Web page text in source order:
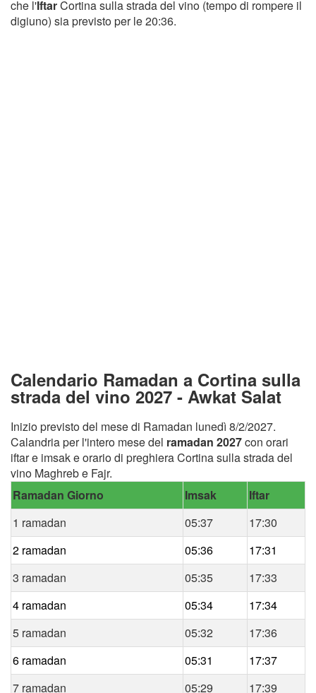
che l'IftarCortina sulla strada del vino (tempo di rompere il
digiuno) sia previsto per le 20:36.
Calendario Ramadan a Cortina sulla
strada del vino 2027 - Awkat Salat
Inizio previsto del mese di Ramadan lunedì 8/2/2027.
Calandria per l'intero mese del ramadan 2027con orari
iftar e imsak e orario di preghiera Cortina sulla strada del
vino Maghreb e Fajr.
Ramadan Giorno
Imsak
Iftar
1 ramadan
05:37
17:30
2 ramadan
05:36
17:31
3 ramadan
05:35
17:33
4 ramadan
05:34
17:34
5 ramadan
05:32
17:36
6 ramadan
05:31
17:37
7 ramadan
05:29 17:39